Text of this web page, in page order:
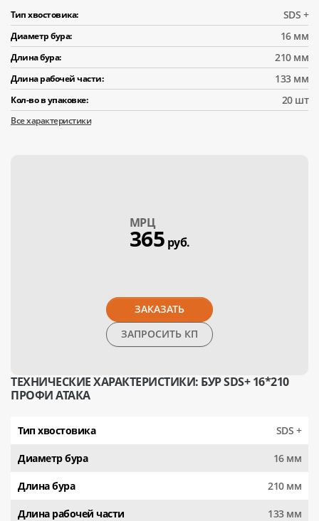
Тип хвостовика: SDS +
Диаметр бура: 16 мм
Длина бура: 210 мм
Длина рабочей части: 133 мм
Кол-во в упаковке: 20 шт
Все характеристики
МPЦ
365 руб.
ЗАКАЗАТЬ
ЗАПРОСИТЬ КП
ТЕХНИЧЕСКИЕ ХАРАКТЕРИСТИКИ: БУР SDS+ 16*210
ПРОФИ АТАКА
Тип хвостовика SDS +
Диаметр бура 16 мм
Длина бура 210 мм
Длина рабочей части 133 мм